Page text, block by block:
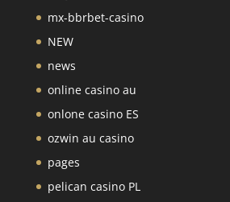
mx-bbrbet-casino
NEW
news
online casino au
onlone casino ES
ozwin au casino
pages
pelican casino PL